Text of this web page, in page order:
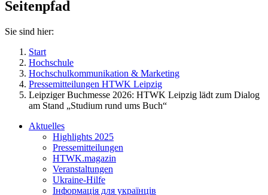
Seitenpfad
Sie sind hier:
Start
Hochschule
Hochschulkommunikation & Marketing
Pressemitteilungen HTWK Leipzig
Leipziger Buchmesse 2026: HTWK Leipzig lädt zum Dialog
am Stand „Studium rund ums Buch“
Aktuelles
Highlights 2025
Pressemitteilungen
HTWK.magazin
Veranstaltungen
Ukraine-Hilfe
Інформація для українців